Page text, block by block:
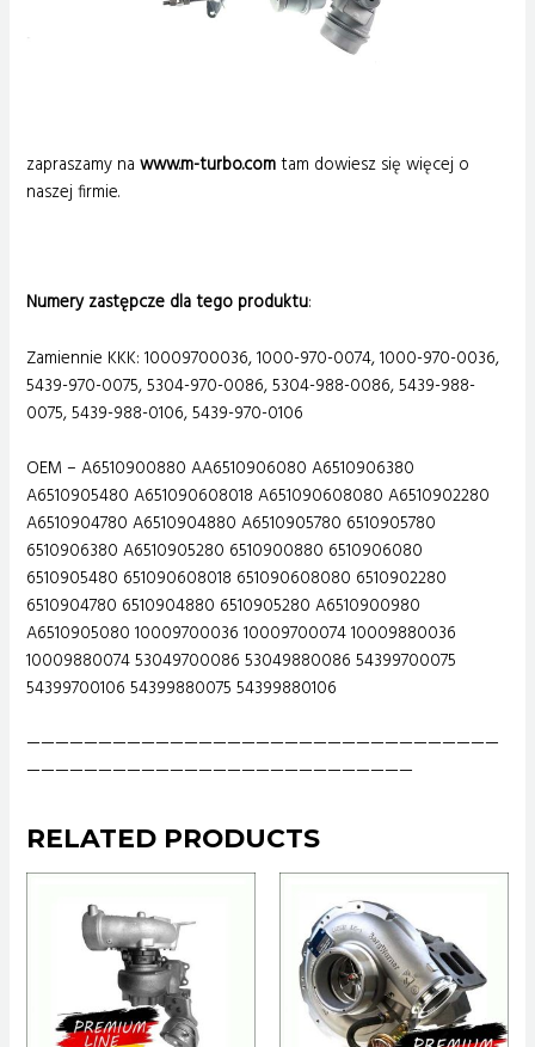
zapraszamy nawww.m-turbo.comtam dowiesz się więcej o
naszej firmie.
Numery zastępcze dla tego produktu:
Zamiennie KKK: 10009700036, 1000-970-0074, 1000-970-0036,
5439-970-0075, 5304-970-0086, 5304-988-0086, 5439-988-
0075, 5439-988-0106, 5439-970-0106
OEM – A6510900880 AA6510906080 A6510906380
A6510905480 A651090608018 A651090608080 A6510902280
A6510904780 A6510904880 A6510905780 6510905780
6510906380 A6510905280 6510900880 6510906080
6510905480 651090608018 651090608080 6510902280
6510904780 6510904880 6510905280 A6510900980
A6510905080 10009700036 10009700074 10009880036
10009880074 53049700086 53049880086 54399700075
54399700106 54399880075 54399880106
—————————————————————————————————
———————————————————————————
RELATED PRODUCTS